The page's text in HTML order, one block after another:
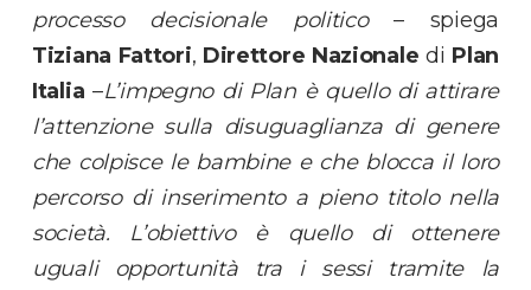
processo decisionale politico– spiega
Tiziana Fattori, Direttore Nazionale di Plan
Italia –L’impegno di Plan è quello di attirare
l’attenzione sulla disuguaglianza di genere
che colpisce le bambine e che blocca il loro
percorso di inserimento a pieno titolo nella
società. L’obiettivo è quello di ottenere
uguali opportunità tra i sessi tramite la